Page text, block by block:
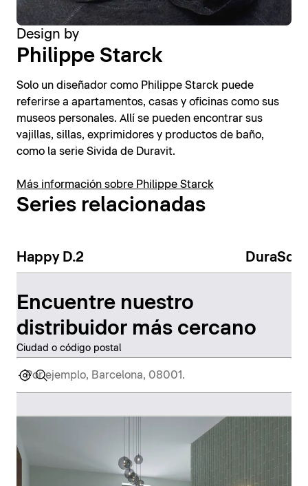
Design by
Philippe Starck
Solo un diseñador como Philippe Starck puede
referirse a apartamentos, casas y oficinas como sus
museos personales. Allí se pueden encontrar sus
vajillas, sillas, exprimidores y productos de baño,
como la serie Sivida de Duravit.
Más información sobre Philippe Starck
Series relacionadas
Happy D.2
Encuentre nuestro
distribuidor más cercano
Ciudad o código postal